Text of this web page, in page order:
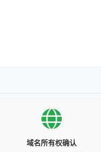
域名所有权确认